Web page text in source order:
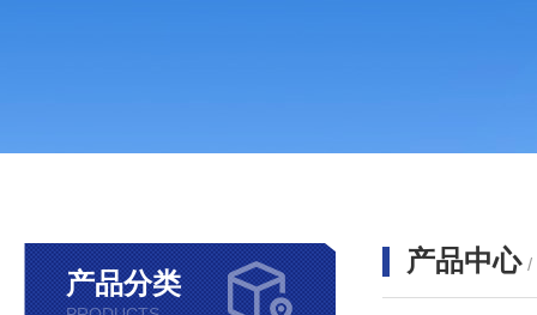
产品分类
产品中心 /